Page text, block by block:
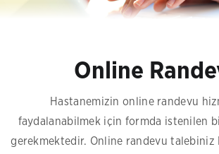
Online
Hastanemizin online randevu
faydalanabilmek için formda istenilen
gerekmektedir. Online randevu talebiniz